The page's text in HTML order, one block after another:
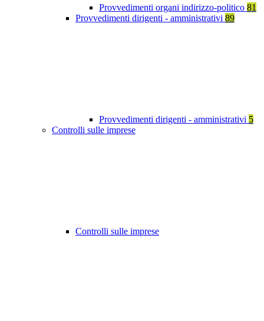
Provvedimenti organi indirizzo-politico 81
Provvedimenti dirigenti - amministrativi 89
Provvedimenti dirigenti - amministrativi 5
Controlli sulle imprese
Controlli sulle imprese